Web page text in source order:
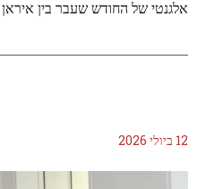
אלגנטי של החודש שעבר בין
12 ביולי 2026